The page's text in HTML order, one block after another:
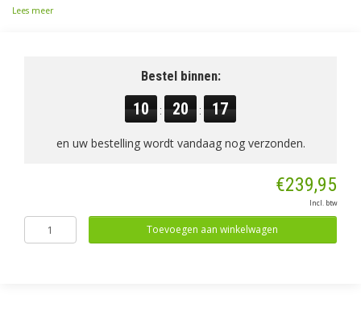
Lees meer
Bestel binnen:
10 : 20 : 17
en uw bestelling wordt vandaag nog verzonden.
€239,95
Incl. btw
Toevoegen aan winkelwagen